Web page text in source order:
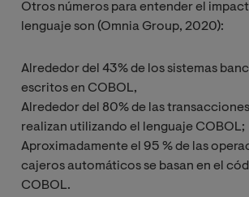
Otros números para entender el
lenguaje son (Omnia Group, 2020):
Alrededor del 43% de los sistemas
escritos en COBOL,
Alrededor del 80% de las
realizan utilizando el lenguaje COBOL;
Aproximadamente el 95 % de las
cajeros automáticos se basan en el
COBOL.